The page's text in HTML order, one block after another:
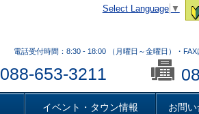
Select Language ▼
電話受付時間：8:30 - 18:00 （月曜日～金曜日）・
088-653-3211
イベント・タウン情報 お問